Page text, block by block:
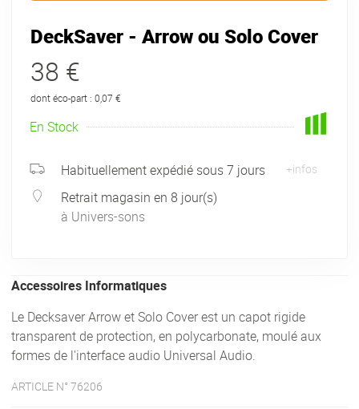
DeckSaver - Arrow ou Solo Cover
38 €
dont éco-part : 0,07 €
En Stock
Habituellement expédié sous 7 jours +infos
Retrait magasin en 8 jour(s)
à Univers-sons
Accessoires Informatiques
Le Decksaver Arrow et Solo Cover est un capot rigide
transparent de protection, en polycarbonate, moulé aux
formes de l'interface audio Universal Audio.
ARTICLE N° 76206